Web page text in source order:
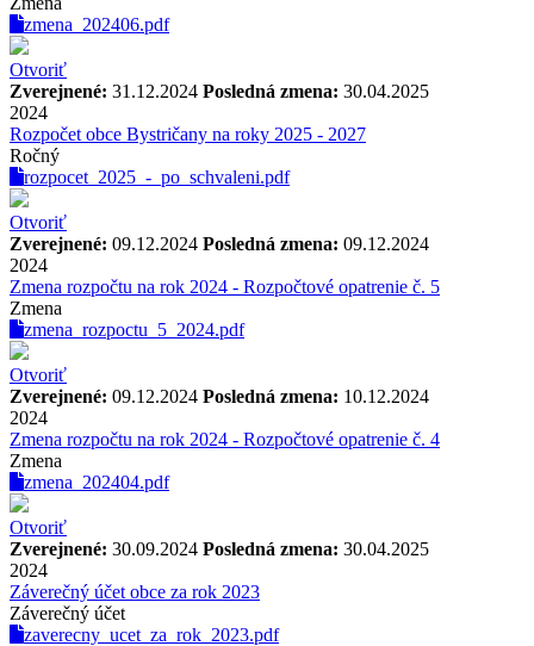
zmena_202406.pdf
Otvoriť
Zverejnené: 31.12.2024 Posledná zmena: 30.04.2025
2024
Rozpočet obce Bystričany na roky 2025 - 2027
Ročný
rozpocet_2025_-_po_schvaleni.pdf
Otvoriť
Zverejnené: 09.12.2024 Posledná zmena: 09.12.2024
2024
Zmena rozpočtu na rok 2024 - Rozpočtové opatrenie č. 5
Zmena
zmena_rozpoctu_5_2024.pdf
Otvoriť
Zverejnené: 09.12.2024 Posledná zmena: 10.12.2024
2024
Zmena rozpočtu na rok 2024 - Rozpočtové opatrenie č. 4
Zmena
zmena_202404.pdf
Otvoriť
Zverejnené: 30.09.2024 Posledná zmena: 30.04.2025
2024
Záverečný účet obce za rok 2023
Záverečný účet
zaverecny_ucet_za_rok_2023.pdf